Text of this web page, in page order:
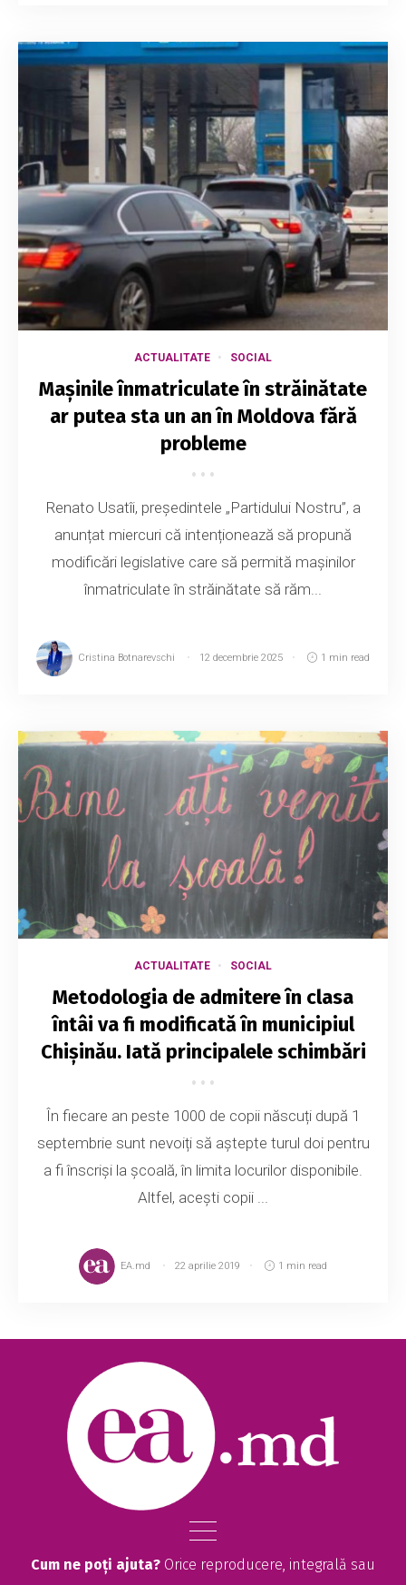
ACTUALITATE SOCIAL
Mașinile înmatriculate în străinătate
ar putea sta un an în Moldova fără
probleme
Renato Usatîi, președintele „Partidului Nostru”, a
anunțat miercuri că intenționează să propună
modificări legislative care să permită mașinilor
înmatriculate în străinătate să răm...
Cristina Botnarevschi 12 decembrie 2025 1 min read
ACTUALITATE SOCIAL
Metodologia de admitere în clasa
întâi va fi modificată în municipiul
Chișinău. Iată principalele schimbări
În fiecare an peste 1000 de copii născuți după 1
septembrie sunt nevoiți să aștepte turul doi pentru
a fi înscriși la școală, în limita locurilor disponibile.
Altfel, acești copii ...
EA.md 22 aprilie 2019 1 min read
Cum ne poți ajuta? Orice reproducere, integrală sau